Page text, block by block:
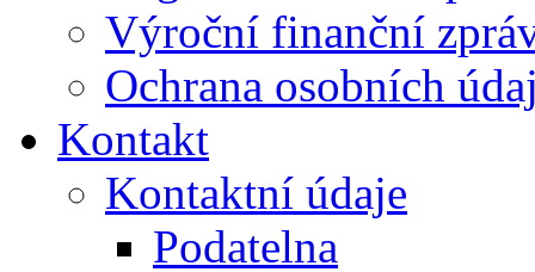
Výroční finanční
Ochrana osobních
Kontakt
Kontaktní údaje
Podatelna